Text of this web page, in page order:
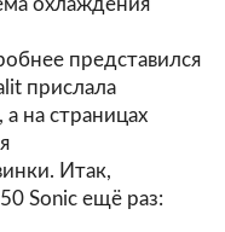
охлаждения
представился
прислала
на страницах
Итак,
Sonic ещё раз: